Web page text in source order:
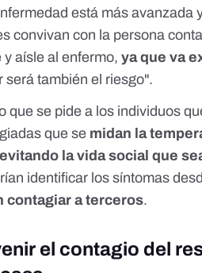
está más avanzada
convivan con la persona
aísle al enfermo, ya que va
será también el riesgo".
que se pide a los individuos
que se midan la
evitando la vida social que
identificar los síntomas
contagiar a terceros.
el contagio del